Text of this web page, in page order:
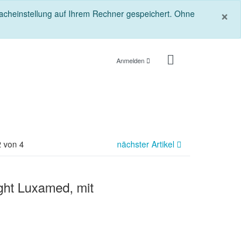
×
auf Ihrem Rechner gespeichert. Ohne
Anmelden
von 4 nächster Artikel
Luxamed, mit